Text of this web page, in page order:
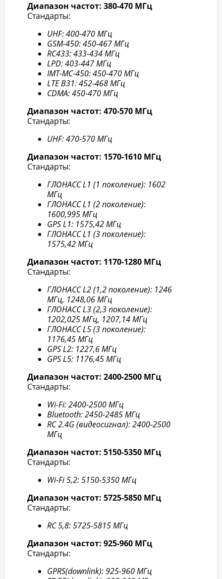
Диапазон частот: 380-470 МГц
Стандарты:
UHF: 400-470 МГц
GSM-450: 450-467 МГц
RC433: 433-434 МГц
LPD: 403-447 МГц
IMT-MC-450: 450-470 МГц
LTE B31: 452-468 МГц
CDMA: 450-470 МГц
Диапазон частот: 470-570 МГц
Стандарты:
UHF: 470-570 МГц
Диапазон частот: 1570-1610 МГц
Стандарты:
ГЛОНАСС L1 (1 поколение): 1602
МГц
ГЛОНАСС L1 (2 поколение):
1600,995 МГц
GPS L1: 1575,42 МГц
ГЛОНАСС L1 (3 поколение):
1575,42 МГц
Диапазон частот: 1170-1280 МГц
Стандарты:
ГЛОНАСС L2 (1,2 поколение): 1246
МГц, 1248,06 МГц
ГЛОНАСС L3 (2,3 поколение):
1202,025 МГц, 1207,14 МГц
ГЛОНАСС L5 (3 поколение):
1176,45 МГц
GPS L2: 1227,6 МГц
GPS L5: 1176,45 МГц
Диапазон частот: 2400-2500 МГц
Стандарты:
Wi-Fi: 2400-2500 МГц
Bluetooth: 2450-2485 МГц
RC 2.4G (видеосигнал): 2400-2500
МГц
Диапазон частот: 5150-5350 МГц
Стандарты:
Wi-Fi 5,2: 5150-5350 МГц
Диапазон частот: 5725-5850 МГц
Стандарты:
RC 5,8: 5725-5815 МГц
Диапазон частот: 925-960 МГц
Стандарты:
GPRS(downlink): 925-960 МГц